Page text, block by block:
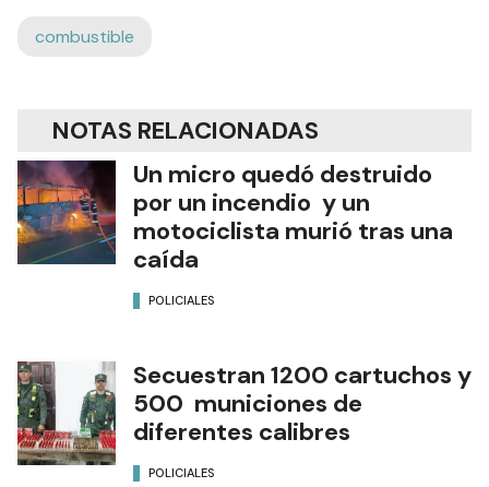
combustible
NOTAS RELACIONADAS
Un micro quedó destruido
por un incendio y un
motociclista murió tras una
caída
POLICIALES
Secuestran 1200 cartuchos y
500 municiones de
diferentes calibres
POLICIALES